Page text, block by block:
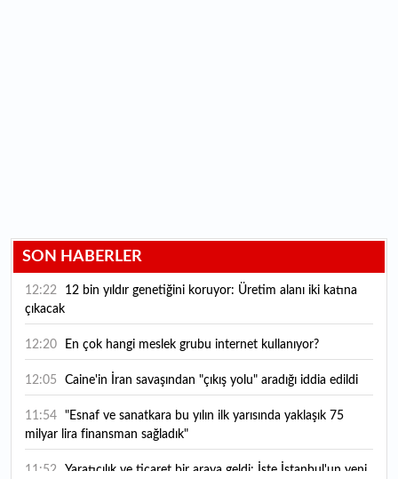
SON HABERLER
12:22
çıkacak
12:20 En çok hangi meslek grubu internet kullanıyor?
12:05 Caine'in İran savaşından "çıkış yolu" aradığı iddia edildi
11:54
milyar lira finansman sağladık"
11:52